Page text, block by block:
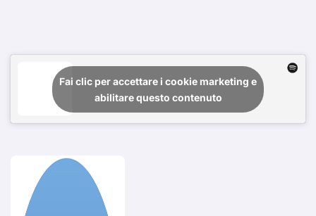
Fai clic per accettare i cookie marketing e
abilitare questo contenuto